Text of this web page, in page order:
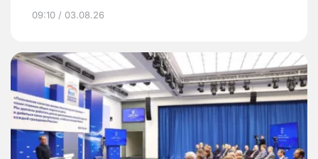
09:10 / 03.08.26